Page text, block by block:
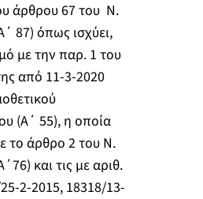
άρθρου 67 του Ν.
87) όπως ισχύει,
με την παρ. 1 του
από 11-3-2020
(Α΄ 55), η οποία
το άρθρο 2 του Ν.
και τις με αριθ.
2-2015, 18318/13-